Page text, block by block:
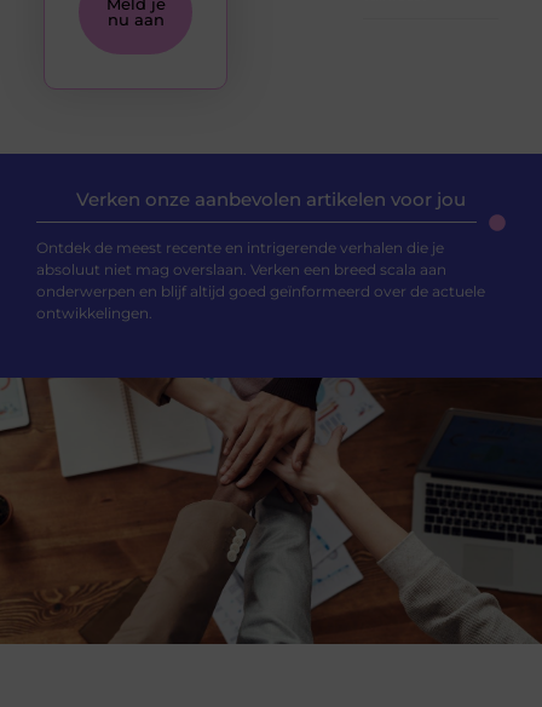
Meld je
nu aan
Verken onze aanbevolen artikelen voor jou
Ontdek de meest recente en intrigerende verhalen die je
absoluut niet mag overslaan. Verken een breed scala aan
onderwerpen en blijf altijd goed geïnformeerd over de actuele
ontwikkelingen.